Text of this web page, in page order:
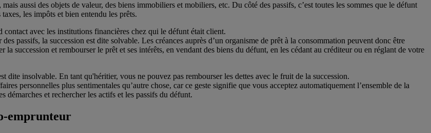
aussi des objets de valeur, des biens immobiliers et mobiliers, etc. Du côté des passifs, c’est toutes les sommes que le défunt
les impôts et bien entendu les prêts.
avec les institutions financières chez qui le défunt était client.
passifs, la succession est dite solvable. Les créances auprès d’un organisme de prêt à la consommation peuvent donc être
la succession et rembourser le prêt et ses intérêts, en vendant des biens du défunt, en les cédant au créditeur ou en réglant de votre
dite insolvable. En tant qu'héritier, vous ne pouvez pas rembourser les dettes avec le fruit de la succession.
personnelles plus sentimentales qu’autre chose, car ce geste signifie que vous acceptez automatiquement l’ensemble de la
démarches et rechercher les actifs et les passifs du défunt.
emprunteur